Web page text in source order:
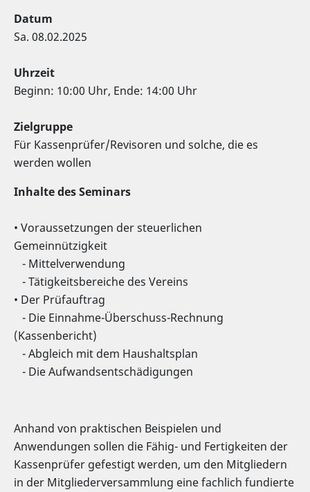
Datum
Sa. 08.02.2025
Uhrzeit
Beginn: 10:00 Uhr, Ende: 14:00 Uhr
Zielgruppe
Für Kassenprüfer/Revisoren und solche, die es
werden wollen
Inhalte des Seminars
• Voraussetzungen der steuerlichen
Gemeinnützigkeit
- Mittelverwendung
- Tätigkeitsbereiche des Vereins
• Der Prüfauftrag
- Die Einnahme-Überschuss-Rechnung
(Kassenbericht)
- Abgleich mit dem Haushaltsplan
- Die Aufwandsentschädigungen
Anhand von praktischen Beispielen und
Anwendungen sollen die Fähig- und Fertigkeiten der
Kassenprüfer gefestigt werden, um den Mitgliedern
in der Mitgliederversammlung eine fachlich fundierte